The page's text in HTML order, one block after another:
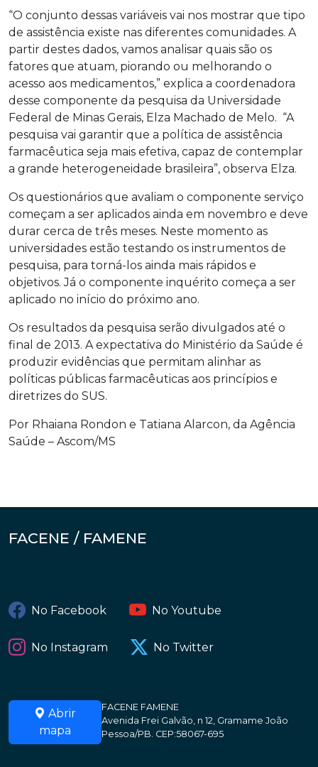
“O conjunto dessas variáveis vai nos mostrar que tipo
de assistência existe nas diferentes comunidades. A
partir destes dados, vamos analisar quais são os
fatores que atuam, piorando ou melhorando o
acesso aos medicamentos,” explica a coordenadora
desse componente da pesquisa da Universidade
Federal de Minas Gerais, Elza Machado de Melo. “A
pesquisa vai garantir que a política de assistência
farmacêutica seja mais efetiva, capaz de contemplar
a grande heterogeneidade brasileira”, observa Elza.
Os questionários que avaliam o componente serviço
começam a ser aplicados ainda em novembro e deve
durar cerca de três meses. Neste momento as
universidades estão testando os instrumentos de
pesquisa, para torná-los ainda mais rápidos e
objetivos. Já o componente inquérito começa a ser
aplicado no início do próximo ano.
Os resultados da pesquisa serão divulgados até o
final de 2013. A expectativa do Ministério da Saúde é
produzir evidências que permitam alinhar as
políticas públicas farmacêuticas aos princípios e
diretrizes do SUS.
Por Rhaiana Rondon e Tatiana Alarcon, da Agência
Saúde – Ascom/MS
FACENE / FAMENE
No Facebook No Youtube
No Instagram No Twitter
Abrir
mapa
FACENE FAMENE
Avenida Frei Galvão, n 12, Gramame João
Pessoa/PB. CEP:58067-695